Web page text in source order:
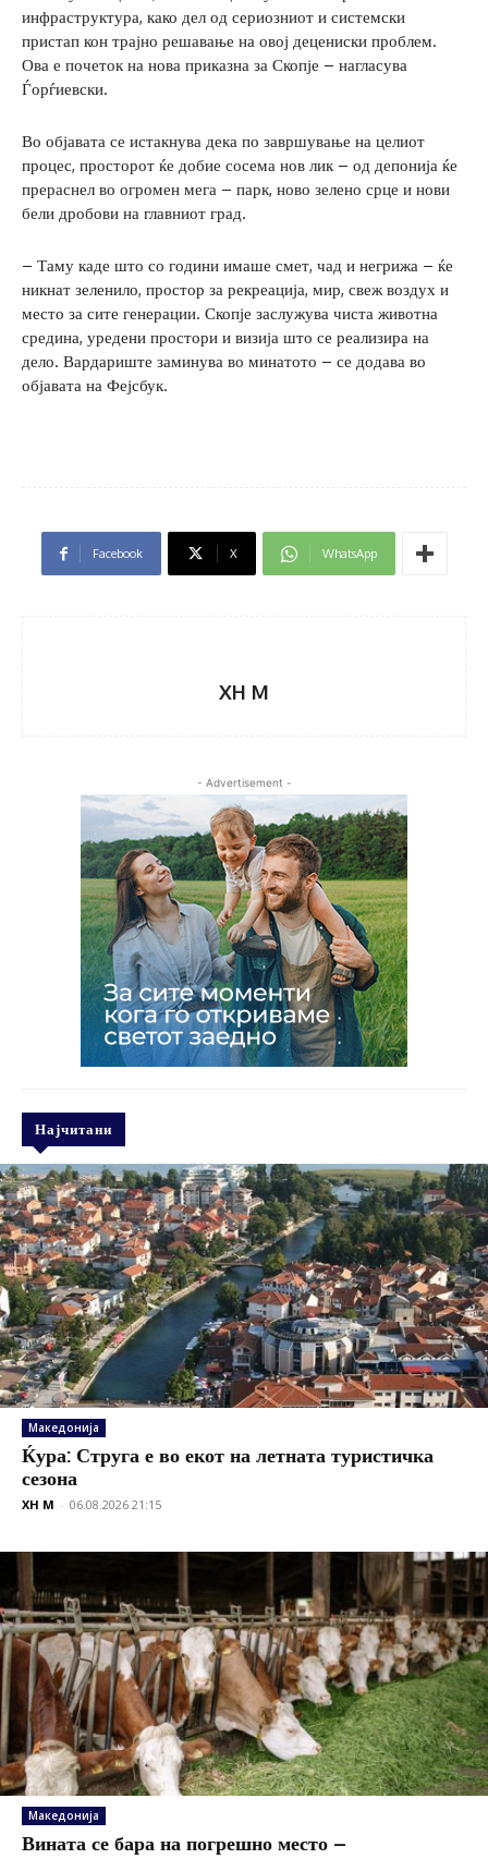
инфраструктура, како дел од сериозниот и системски
пристап кон трајно решавање на овој децениски проблем.
Ова е почеток на нова приказна за Скопје – нагласува
Ѓорѓиевски.
Во објавата се истакнува дека по завршување на целиот
процес, просторот ќе добие сосема нов лик – од депонија ќе
прераснел во огромен мега – парк, ново зелено срце и нови
бели дробови на главниот град.
– Таму каде што со години имаше смет, чад и негрижа – ќе
никнат зеленило, простор за рекреација, мир, свеж воздух и
место за сите генерации. Скопје заслужува чиста животна
средина, уредени простори и визија што се реализира на
дело. Вардариште заминува во минатото – се додава во
објавата на Фејсбук.
Facebook X WhatsApp
XH M
- Advertisement -
Најчитани
Македонија
Ќура: Струга е во екот на летната туристичка
сезона
XH M - 06.08.2026 21:15
Македонија
Вината се бара на погрешно место –